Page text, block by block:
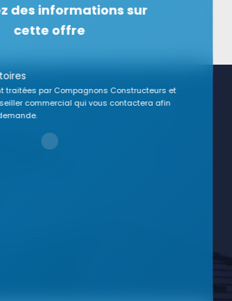
des informations sur
cette offre
traitées par Compagnons Constructeurs et
commercial qui vous contactera afin